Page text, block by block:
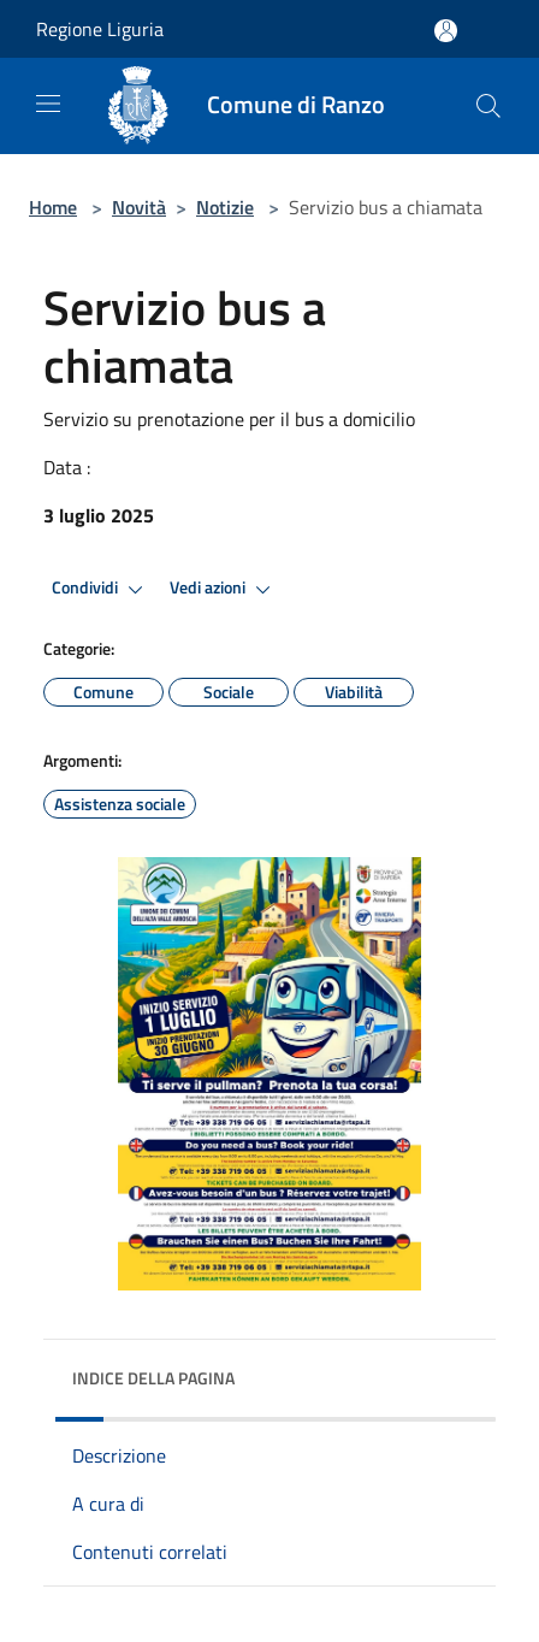
Regione Liguria
Comune di Ranzo
Home > Novità > Notizie > Servizio bus a chiamata
Servizio bus a
chiamata
Servizio su prenotazione per il bus a domicilio
Data :
3 luglio 2025
Condividi Vedi azioni
Categorie:
Comune
Sociale Viabilità
Argomenti:
Assistenza sociale
INDICE DELLA PAGINA
Descrizione
A cura di
Contenuti correlati